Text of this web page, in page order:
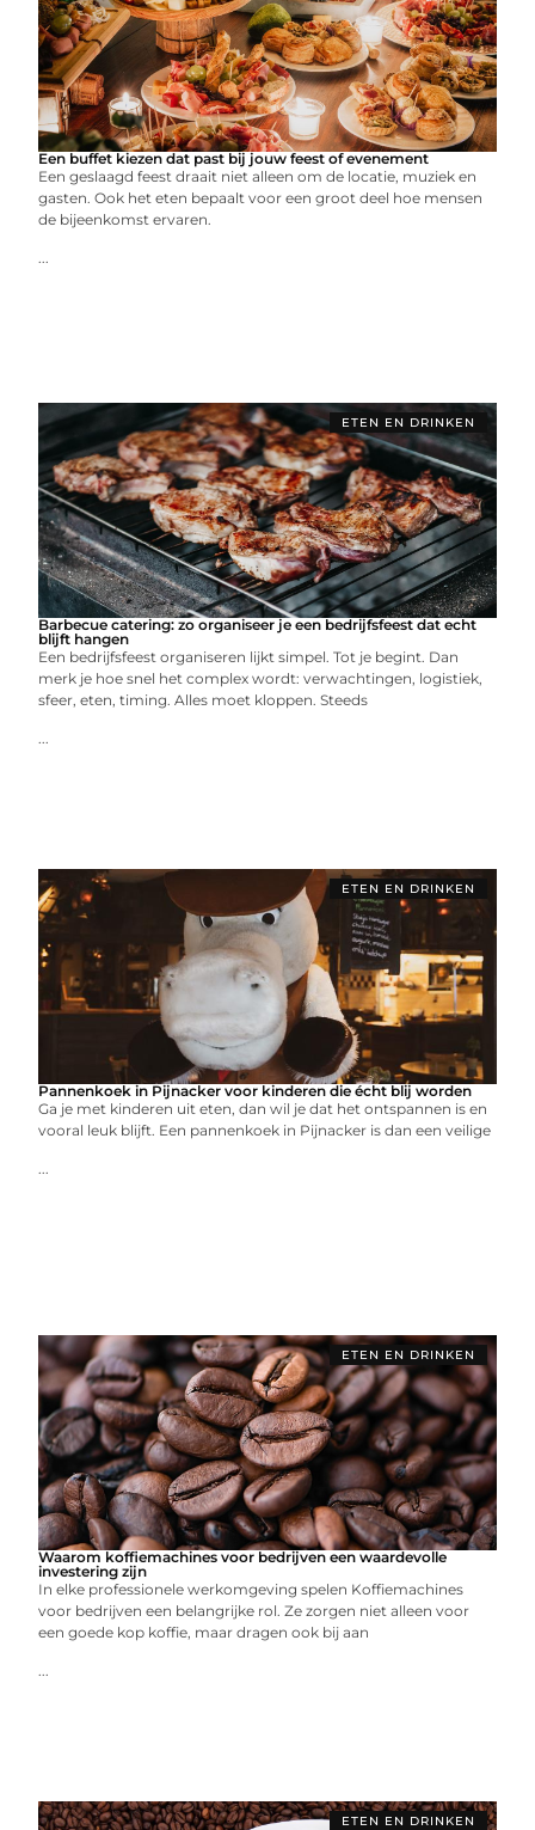
Een buffet kiezen dat past bij jouw feest of evenement
Een geslaagd feest draait niet alleen om de locatie, muziek en
gasten. Ook het eten bepaalt voor een groot deel hoe mensen
de bijeenkomst ervaren.
...
ETEN EN DRINKEN
Barbecue catering: zo organiseer je een bedrijfsfeest dat echt
blijft hangen
Een bedrijfsfeest organiseren lijkt simpel. Tot je begint. Dan
merk je hoe snel het complex wordt: verwachtingen, logistiek,
sfeer, eten, timing. Alles moet kloppen. Steeds
...
ETEN EN DRINKEN
Pannenkoek in Pijnacker voor kinderen die écht blij worden
Ga je met kinderen uit eten, dan wil je dat het ontspannen is en
vooral leuk blijft. Een pannenkoek in Pijnacker is dan een veilige
...
ETEN EN DRINKEN
Waarom koffiemachines voor bedrijven een waardevolle
investering zijn
In elke professionele werkomgeving spelen Koffiemachines
voor bedrijven een belangrijke rol. Ze zorgen niet alleen voor
een goede kop koffie, maar dragen ook bij aan
...
ETEN EN DRINKEN